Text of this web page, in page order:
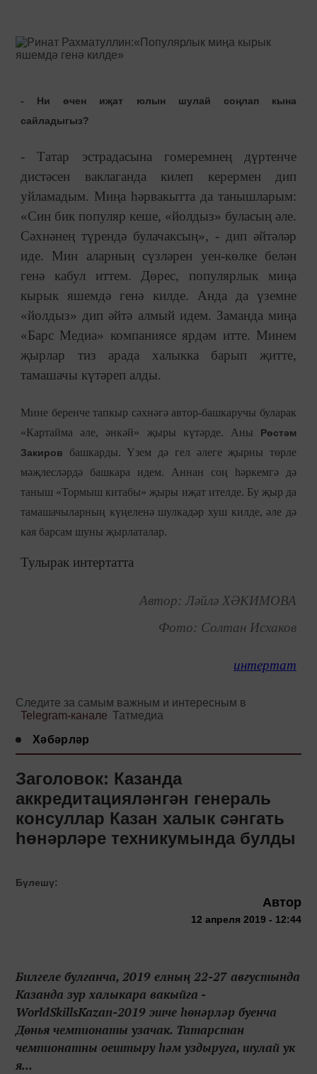
- Ни өчен иҗат юлын шулай соңлап кына
сайладыгыз?
- Татар эстрадасына гомеремнең дүртенче
дистәсен ваклаганда килеп керермен дип
уйламадым. Миңа һәрвакытта да танышларым:
«Син бик популяр кеше, «йолдыз» буласың әле.
Сәхнәнең түрендә булачаксың», - дип әйтәләр
иде. Мин аларның сүзләрен уен-көлке белән
генә кабул иттем. Дөрес, популярлык миңа
кырык яшемдә генә килде. Анда да үземне
«йолдыз» дип әйтә алмый идем. Заманда миңа
«Барс Медиа» компаниясе ярдәм итте. Минем
җырлар тиз арада халыкка барып җитте,
тамашачы күтәреп алды.
Мине беренче тапкыр сәхнәгә автор-башкаручы буларак
«Картайма әле, әнкәй» җыры күтәрде. Аны Рөстәм
Закиров башкарды. Үзем дә гел әлеге җырны төрле
мәҗлесләрдә башкара идем. Аннан соң һәркемгә дә
таныш «Тормыш китабы» җыры иҗат ителде. Бу җыр да
тамашачыларның күңеленә шулкадәр хуш килде, әле дә
кая барсам шуны җырлаталар.
Тулырак интертатта
Автор: Ләйлә ХӘКИМОВА
Фото: Солтан Исхаков
интертат
Следите за самым важным и интересным в
Telegram-канале Татмедиа
Хәбәрләр
Заголовок: Казанда
аккредитацияләнгән генераль
консуллар Казан халык сәнгать
һөнәрләре техникумында булды
Бүлешү:
Автор
12 апреля 2019 - 12:44
Билгеле булганча, 2019 елның 22-27 августында
Казанда зур халыкара вакыйга -
WorldSkillsKazan-2019 эшче һөнәрләр буенча
Дөнья чемпионаты узачак. Татарстан
чемпионатны оештыру һәм уздыруга, шулай ук
я...